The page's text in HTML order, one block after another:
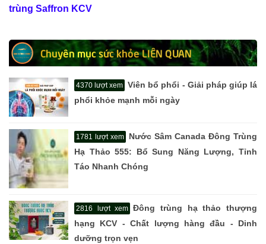
trùng Saffron KCV
Chuyên mục sức khỏe LIÊN QUAN
4370 lượt xem Viên bổ phổi - Giải pháp giúp lá
phổi khỏe mạnh mỗi ngày
1781 lượt xem
Nước Sâm Canada Đông Trùng
Hạ Thảo 555: Bổ Sung Năng Lượng, Tỉnh
Táo Nhanh Chóng
2816 lượt xem Đông trùng hạ thảo thượng
hạng KCV - Chất lượng hàng đầu - Dinh
dưỡng trọn vẹn